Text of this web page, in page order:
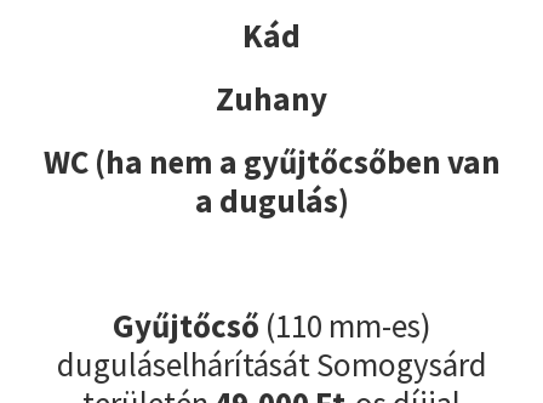
Kád
Zuhany
WC (ha nem a gyűjtőcsőben van
a dugulás)
Gyűjtőcső (110 mm-es)
duguláselhárítását Somogysárd